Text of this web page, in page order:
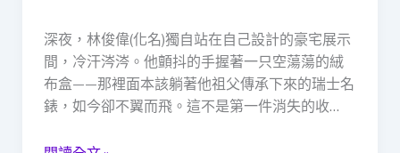
深夜，林俊偉(化名)獨自站在自己設計的豪宅展示
間，冷汗涔涔。他顫抖的手握著一只空蕩蕩的絨
布盒——那裡面本該躺著他祖父傳承下來的瑞士名
錶，如今卻不翼而飛。這不是第一件消失的收…
設
計
師
的